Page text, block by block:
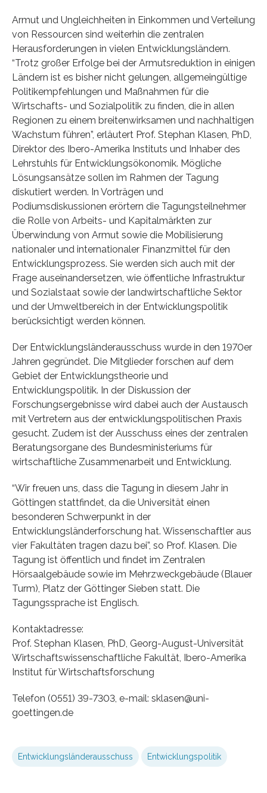
Armut und Ungleichheiten in Einkommen und Verteilung
von Ressourcen sind weiterhin die zentralen
Herausforderungen in vielen Entwicklungsländern.
“Trotz großer Erfolge bei der Armutsreduktion in einigen
Ländern ist es bisher nicht gelungen, allgemeingültige
Politikempfehlungen und Maßnahmen für die
Wirtschafts- und Sozialpolitik zu finden, die in allen
Regionen zu einem breitenwirksamen und nachhaltigen
Wachstum führen”, erläutert Prof. Stephan Klasen, PhD,
Direktor des Ibero-Amerika Instituts und Inhaber des
Lehrstuhls für Entwicklungsökonomik. Mögliche
Lösungsansätze sollen im Rahmen der Tagung
diskutiert werden. In Vorträgen und
Podiumsdiskussionen erörtern die Tagungsteilnehmer
die Rolle von Arbeits- und Kapitalmärkten zur
Überwindung von Armut sowie die Mobilisierung
nationaler und internationaler Finanzmittel für den
Entwicklungsprozess. Sie werden sich auch mit der
Frage auseinandersetzen, wie öffentliche Infrastruktur
und Sozialstaat sowie der landwirtschaftliche Sektor
und der Umweltbereich in der Entwicklungspolitik
berücksichtigt werden können.
Der Entwicklungsländerausschuss wurde in den 1970er
Jahren gegründet. Die Mitglieder forschen auf dem
Gebiet der Entwicklungstheorie und
Entwicklungspolitik. In der Diskussion der
Forschungsergebnisse wird dabei auch der Austausch
mit Vertretern aus der entwicklungspolitischen Praxis
gesucht. Zudem ist der Ausschuss eines der zentralen
Beratungsorgane des Bundesministeriums für
wirtschaftliche Zusammenarbeit und Entwicklung.
“Wir freuen uns, dass die Tagung in diesem Jahr in
Göttingen stattfindet, da die Universität einen
besonderen Schwerpunkt in der
Entwicklungsländerforschung hat. Wissenschaftler aus
vier Fakultäten tragen dazu bei”, so Prof. Klasen. Die
Tagung ist öffentlich und findet im Zentralen
Hörsaalgebäude sowie im Mehrzweckgebäude (Blauer
Turm), Platz der Göttinger Sieben statt. Die
Tagungssprache ist Englisch.
Kontaktadresse:
Prof. Stephan Klasen, PhD, Georg-August-Universität
Wirtschaftswissenschaftliche Fakultät, Ibero-Amerika
Institut für Wirtschaftsforschung
Telefon (0551) 39-7303, e-mail: sklasen@uni-
goettingen.de
Entwicklungsländerausschuss Entwicklungspolitik